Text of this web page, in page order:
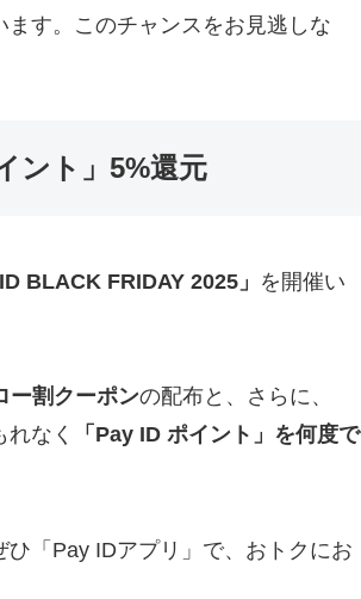
す。このチャンスをお見逃しな
ント」5%還元
ID BLACK FRIDAY 2025」
を開催い
ー割クーポンの配布と、さらに、
なく
「Pay ID ポイント」を何度で
ひ「Pay IDアプリ」で、おトクにお